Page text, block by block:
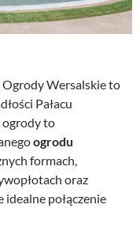
Wersalskie to
Pałacu
ogrody to
ogrodu
formach,
oraz
połączenie